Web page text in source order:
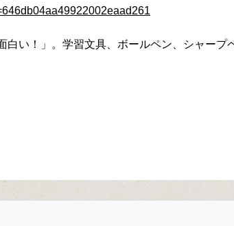
白い！」。学習文具、ボールペン、シャープ